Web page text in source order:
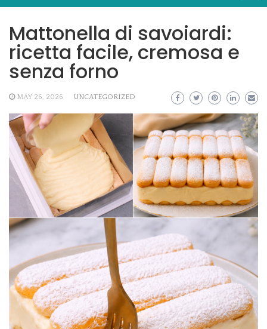
Mattonella di savoiardi:
ricetta facile, cremosa e
senza forno
MAY 26, 2026 UNCATEGORIZED